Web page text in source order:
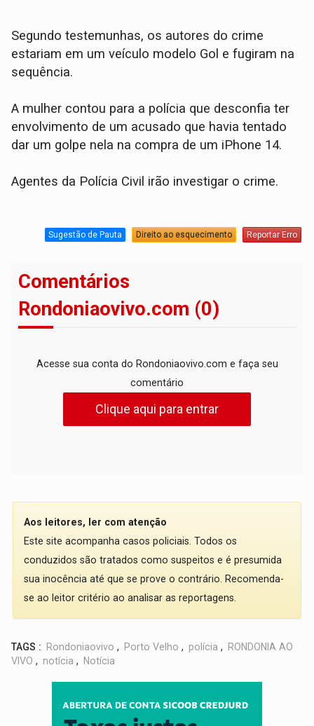
Segundo testemunhas, os autores do crime
estariam em um veículo modelo Gol e fugiram na
sequência.
A mulher contou para a polícia que desconfia ter
envolvimento de um acusado que havia tentado
dar um golpe nela na compra de um iPhone 14.
Agentes da Polícia Civil irão investigar o crime.
Sugestão de Pauta Direito ao esquecimento Reportar Erro
Comentários
Rondoniaovivo.com (0)
Acesse sua conta do Rondoniaovivo.com e faça seu
comentário
Clique aqui para entrar
Aos leitores, ler com atenção
Este site acompanha casos policiais. Todos os
conduzidos são tratados como suspeitos e é presumida
sua inocência até que se prove o contrário. Recomenda-
se ao leitor critério ao analisar as reportagens.
TAGS : Rondoniaovivo , Porto Velho , polícia ,
RONDONIA AO
VIVO , notícia , Notícia